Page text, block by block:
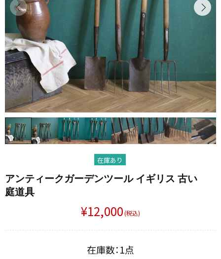
在庫あり
アンティークガーデンツール イギリス 古い​
庭道具
¥12,000(税込)
在庫数：1点